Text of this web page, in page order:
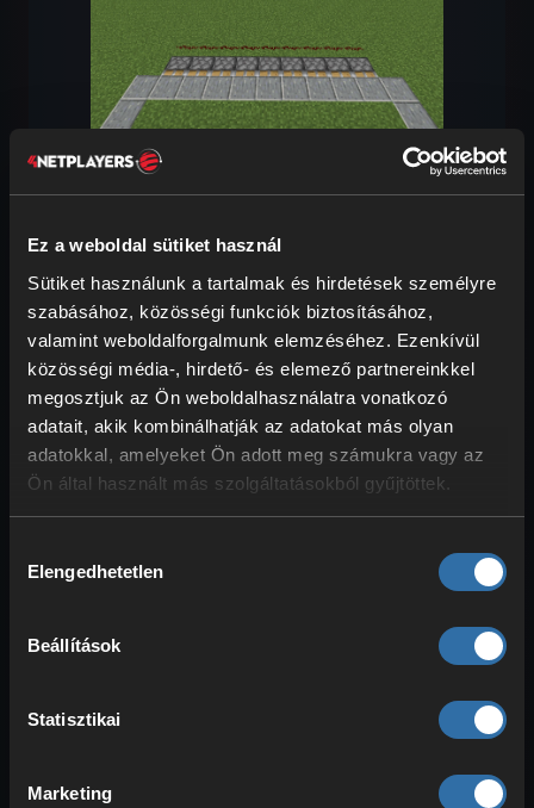
Ez a weboldal sütiket használ
Sütiket használunk a tartalmak és hirdetések személyre
szabásához, közösségi funkciók biztosításához,
valamint weboldalforgalmunk elemzéséhez. Ezenkívül
közösségi média-, hirdető- és elemező partnereinkkel
megosztjuk az Ön weboldalhasználatra vonatkozó
adatait, akik kombinálhatják az adatokat más olyan
adatokkal, amelyeket Ön adott meg számukra vagy az
Ön által használt más szolgáltatásokból gyűjtöttek.
kiválasztása
Elengedhetetlen
Beállítások
Statisztikai
Marketing
Tegyél egy megfigyelőt az első
dugattyúra úgy, hogy az a mező felé
nézzen. Elé kerüljön egy
jegyzettömb. Ugyanezt ismételd
meg a másik oldalon is.